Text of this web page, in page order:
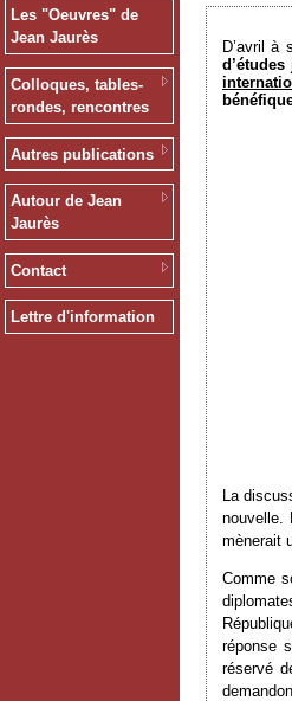
Les "Oeuvres" de
Jean Jaurès
Colloques, tables-
rondes, rencontres
Autres publications
Autour de Jean
Jaurès
Contact
Lettre d'information
D’avril à
La
nouvelle.
mènerait
Comme
réponse
réservé